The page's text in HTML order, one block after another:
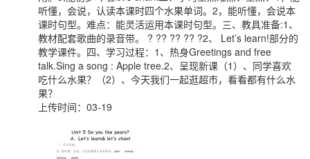
听懂，会说，认读本课时四个水果单词。2，能听懂，会说本
课时句型。难点：能灵活运用本课时句型。三、教具准备:1、
教材配套歌曲的录音带。 ? ?? ?? ?? ?2、 Let’s learn!部分的
教学课件。四、学习过程：1、热身Greetings and free
talk.Sing a song : Apple tree.2、呈现新课（1）、同学喜欢
吃什么水果？（2）、今天我们一起逛超市，看看都有什么水
果？
上传时间：03-19